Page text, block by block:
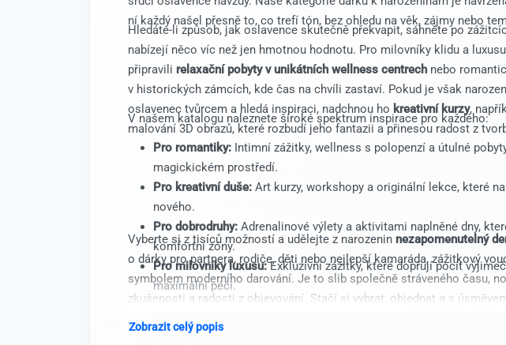
ní každý našel přesně to, co trefí tón, bez ohledu na věk, zájmy nebo
Hledáte-li způsob, jak oslavence skutečně překvapit, sáhněte po
nabízejí něco víc než jen hmotnou hodnotu. Pro milovníky klidu a
připravili relaxační pobyty v unikátních wellness centrech nebo
v historických zámcích, kde čas na chvíli zastaví. Pokud je však
oslavenec tvůrcem a hledá inspiraci, nadchnou ho kreativní kurzy,
malování 3D obrazů, které rozbudí jeho fantazii a přinesou radost z
V našem katalogu naleznete široké spektrum inspirace pro každého:
Pro romantiky: Intimní zážitky, wellness s polopenzí a útulné
magickickém prostředí.
Pro kreativní duše: Art kurzy, workshopy a originální lekce, které
nového.
Pro dobrodruhy: Adrenalinové výlety a aktivitami naplněné dny,
komfortní zóny.
Pro milovníky luxusu:Exkluzivní zážitky, které dopřují pocit
maximální péči.
Vyberte si z tisíců možností a udělejte z narozenin nezapomenutelný
o dárky pro partnera, rodiče, děti nebo nejlepší kamaráda, zážitkový
symbolem moderního darování. Je to slib společně stráveného času,
zkušenosti a radosti z objevování. Stačí si vybrat, objednat a s
dar, který přinese skutečné štěstí.
Zobrazit celý popis